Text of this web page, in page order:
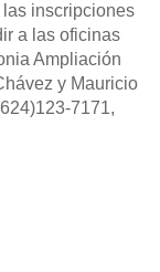
inscripciones
a las oficinas
Ampliación
y Mauricio
7171,